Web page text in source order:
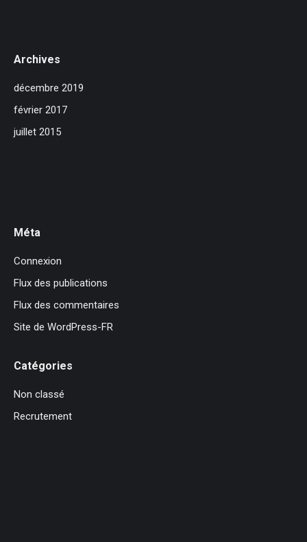
Archives
décembre 2019
février 2017
juillet 2015
Méta
Connexion
Flux des publications
Flux des commentaires
Site de WordPress-FR
Catégories
Non classé
Recrutement